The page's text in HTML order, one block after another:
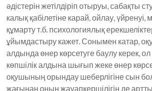
әдістерін жетілдіріп отыруы, сабақты
калық қабілетіне карай, ойлау, үйренуі,
құмарту т.б. психологиялық
ұйымдастыру кажет. Сонымен катар,
алдында өнер көрсетуге баулу керек, ол
көпшілік алдына шығып жеке өнер
оқушының орындау шеберлігіне сын
жағынан оның жауапкершілігін де